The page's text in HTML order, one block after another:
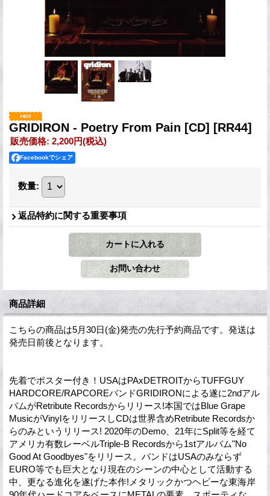
GRIDIRON - Poetry From Pain [CD] [RR44]
販売価格: 2,200円(税込)
Facebookでシェア
数量:
返品特約に関する重要事項
商品詳細
こちらの商品は5月30日(金)発売の先行予約商品です。発送は
発売日前後となります。
先着でポスター付き！USAはPAxDETROITからTUFFGUY
HARDCORE/RAPCOREバンドGRIDIRONによる遂に2ndアル
バムがRetribute Recordsからリリース!本国ではBlue Grape
MusicがVinylをリリースしCDは世界含めRetribute Recordsか
らのみというリリース! 2020年のDemo、21年にSplit等を経て
アメリカ有数レーベルTriple-B Recordsから1stアルバム"No
Good At Goodbyes"をリリース。バンドはUSAのみならず
EURO等でも巨大となり現在のシーンの中心として活動する
中、更なる進化を遂げた本作!メタリックかつヘビーな東海岸